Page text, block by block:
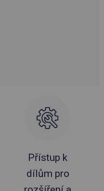
Přístup k
dílům pro